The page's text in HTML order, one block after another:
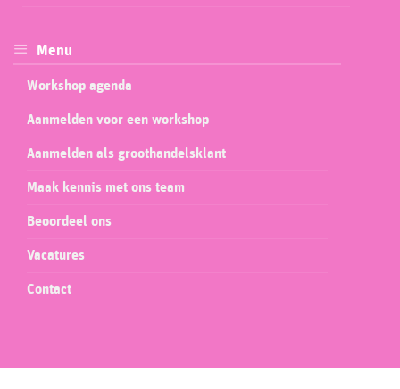
Menu
Workshop agenda
Aanmelden voor een workshop
Aanmelden als groothandelsklant
Maak kennis met ons team
Beoordeel ons
Vacatures
Contact